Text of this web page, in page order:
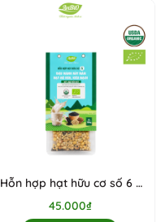
Hỗn hợp hạt hữu cơ số 6 (
mạch)
45.000₫